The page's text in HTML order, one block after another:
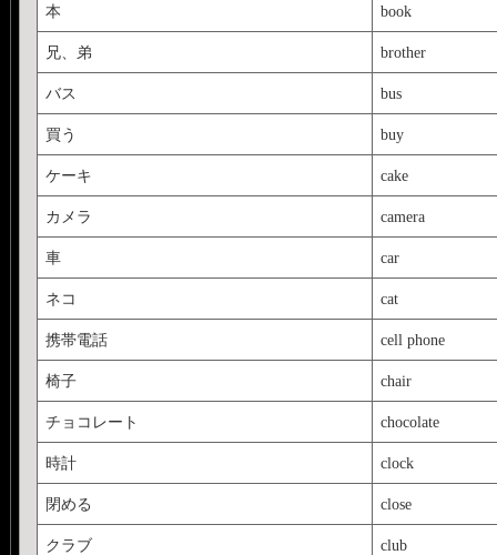
本 book
兄、弟 brother
バス bus
買う buy
ケーキ cake
カメラ camera
車 car
ネコ cat
携帯電話 cell phone
椅子 chair
チョコレート chocolate
時計 clock
閉める close
クラブ club